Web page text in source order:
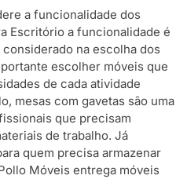
a funcionalidade dos
Escritório a funcionalidade é
na escolha dos
escolher móveis que
de cada atividade
mesas com gavetas são uma
que precisam
de trabalho. Já
quem precisa armazenar
Móveis entrega móveis